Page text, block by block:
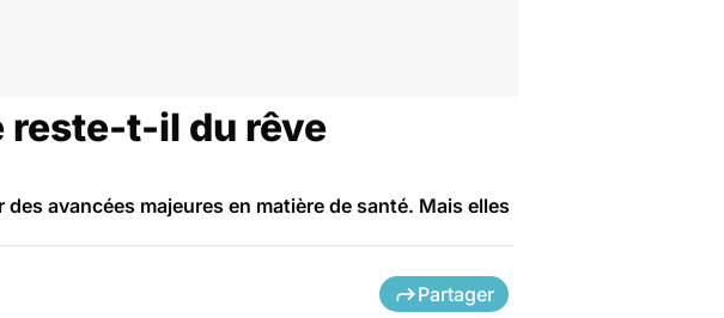
reste-t-il du rêve
avancées majeures en matière de santé. Mais elles
Partager